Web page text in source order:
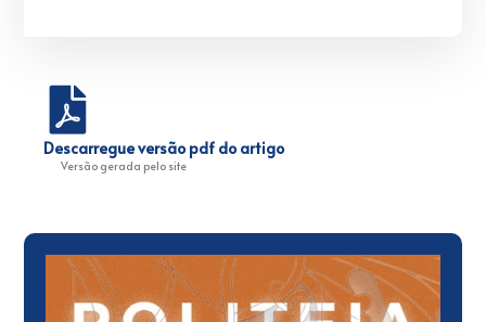
Descarregue versão pdf do artigo
Versão gerada pelo site